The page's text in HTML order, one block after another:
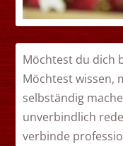
Möchtest du dich
Möchtest wissen,
selbständig
unverbindlich
verbinde